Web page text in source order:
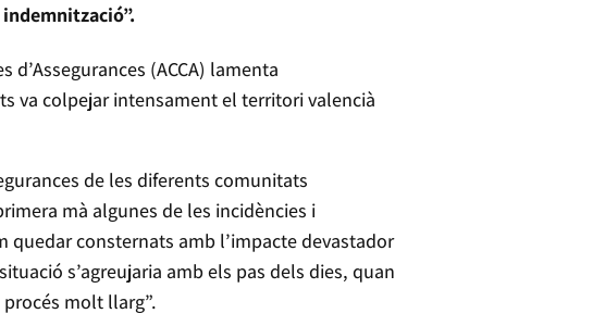
d’Assegurances (ACCA) lamenta
va colpejar intensament el territori valencià
de les diferents comunitats
mà algunes de les incidències i
quedar consternats amb l’impacte devastador
s’agreujaria amb els pas dels dies, quan
molt llarg”.